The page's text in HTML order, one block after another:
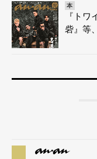
本
『ト
砦』等